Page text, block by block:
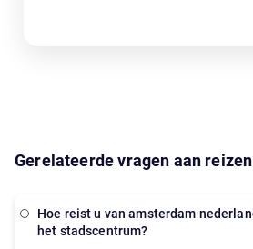
Gerelateerde vragen aan reizen
Hoe reist u van amsterdam nederland luchthaven naar
het stadscentrum?